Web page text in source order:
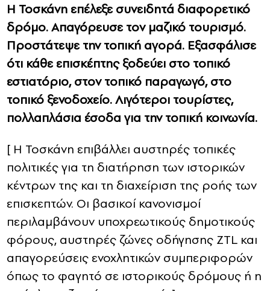
Η Τοσκάνη επέλεξε συνειδητά διαφορετικό
δρόμο. Απαγόρευσε τον μαζικό τουρισμό.
Προστάτεψε την τοπική αγορά. Εξασφάλισε
ότι κάθε επισκέπτης ξοδεύει στο τοπικό
εστιατόριο, στον τοπικό παραγωγό, στο
τοπικό ξενοδοχείο. Λιγότεροι τουρίστες,
πολλαπλάσια έσοδα για την τοπική κοινωνία.
[ H Toσκάνη επιβάλλει αυστηρές τοπικές
πολιτικές για τη διατήρηση των ιστορικών
κέντρων της και τη διαχείριση της ροής των
επισκεπτών. Οι βασικοί κανονισμοί
περιλαμβάνουν υποχρεωτικούς δημοτικούς
φόρους, αυστηρές ζώνες οδήγησης ZTL και
απαγορεύσεις ενοχλητικών συμπεριφορών
όπως το φαγητό σε ιστορικούς δρόμους ή η